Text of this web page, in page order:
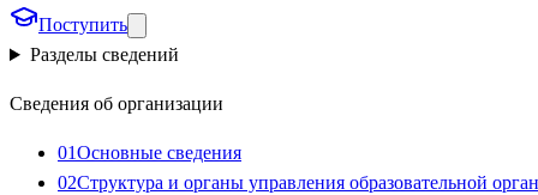
Поступить
Разделы сведений
Сведения об организации
01Основные сведения
02Структура и органы управления образовательной